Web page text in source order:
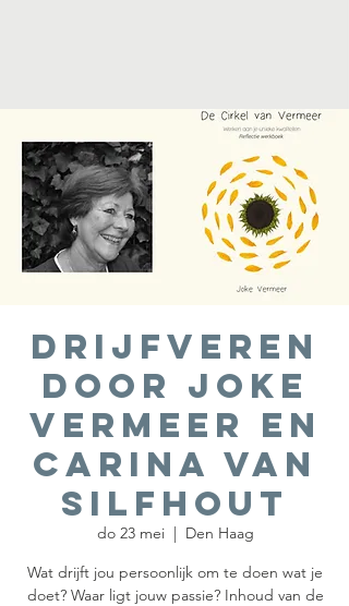
Drijfveren
door Joke
Vermeer en
Carina van
Silfhout
do 23 mei
  |
Den Haag
Wat drijft jou persoonlijk om te doen wat je
doet? Waar ligt jouw passie? Inhoud van de